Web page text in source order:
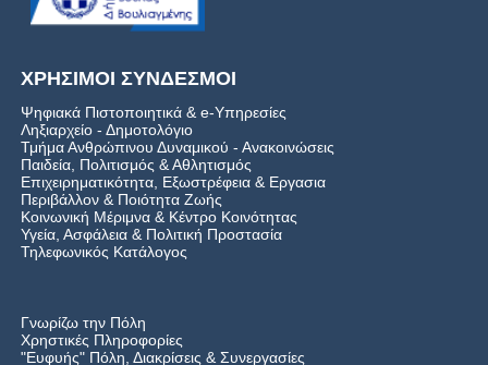
ΧΡΗΣΙΜΟΙ ΣΥΝΔΕΣΜΟΙ
Ψηφιακά Πιστοποιητικά & e-Υπηρεσίες
Ληξιαρχείο - Δημοτολόγιο
Τμήμα Ανθρώπινου Δυναμικού - Ανακοινώσεις
Παιδεία, Πολιτισμός & Αθλητισμός
Επιχειρηματικότητα, Εξωστρέφεια & Εργασια
Περιβάλλον & Ποιότητα Ζωής
Kοινωνική Μέριμνα & Κέντρο Κοινότητας
Υγεία, Ασφάλεια & Πολιτική Προστασία
Τηλεφωνικός Κατάλογος
Γνωρίζω την Πόλη
Χρηστικές Πληροφορίες
"Ευφυής" Πόλη, Διακρίσεις & Συνεργασίες